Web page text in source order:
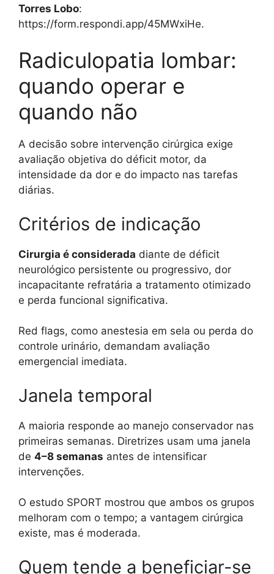
Torres Lobo:
https://form.respondi.app/45MWxiHe.
Radiculopatia lombar:
quando operar e
quando não
A decisão sobre intervenção cirúrgica exige
avaliação objetiva do déficit motor, da
intensidade da dor e do impacto nas tarefas
diárias.
Critérios de indicação
Cirurgia é considerada diante de déficit
neurológico persistente ou progressivo, dor
incapacitante refratária a tratamento otimizado
e perda funcional significativa.
Red flags, como anestesia em sela ou perda do
controle urinário, demandam avaliação
emergencial imediata.
Janela temporal
A maioria responde ao manejo conservador nas
primeiras semanas. Diretrizes usam uma janela
de 4–8 semanas antes de intensificar
intervenções.
O estudo SPORT mostrou que ambos os grupos
melhoram com o tempo; a vantagem cirúrgica
existe, mas é moderada.
Quem tende a beneficiar-se